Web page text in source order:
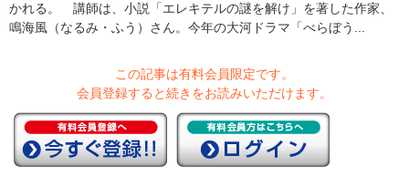
かれる。 講師は、小説「エレキテルの謎を解け」を著した作家、
鳴海風（なるみ・ふう）さん。今年の大河ドラマ「べらぼう...
この記事は有料会員限定です。
会員登録すると続きをお読みいただけます。